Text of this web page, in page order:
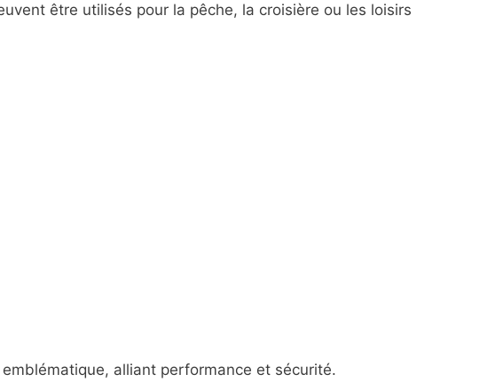
être utilisés pour la pêche, la croisière ou les loisirs
alliant performance et sécurité.